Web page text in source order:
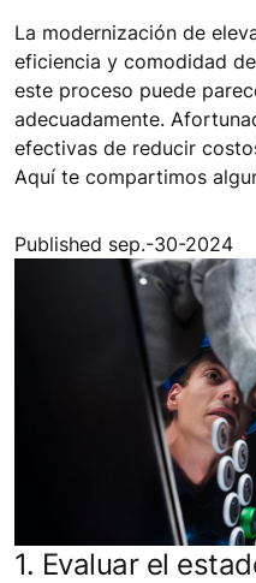
La modernización de
eficiencia y comodidad
este proceso puede
adecuadamente.
efectivas de reducir
Aquí te compartimos
Published sep.-30-2024
1. Evaluar el